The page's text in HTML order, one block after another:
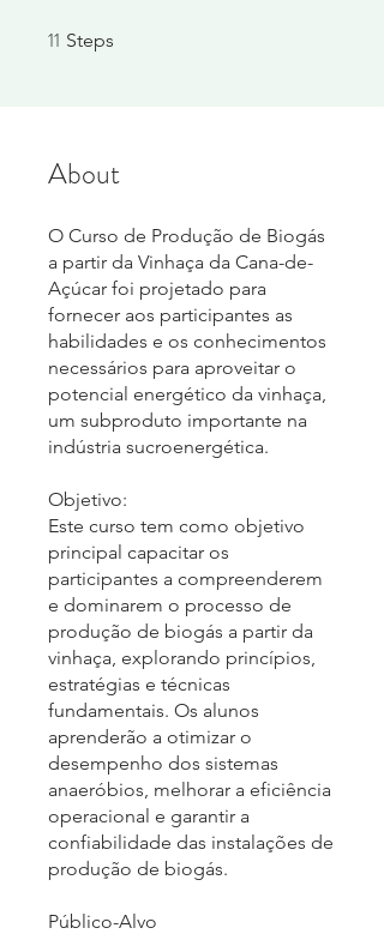
11 Steps
About
O Curso de Produção de Biogás
a partir da Vinhaça da Cana-de-
Açúcar foi projetado para
fornecer aos participantes as
habilidades e os conhecimentos
necessários para aproveitar o
potencial energético da vinhaça,
um subproduto importante na
indústria sucroenergética.
Objetivo:
Este curso tem como objetivo
principal capacitar os
participantes a compreenderem
e dominarem o processo de
produção de biogás a partir da
vinhaça, explorando princípios,
estratégias e técnicas
fundamentais. Os alunos
aprenderão a otimizar o
desempenho dos sistemas
anaeróbios, melhorar a eficiência
operacional e garantir a
confiabilidade das instalações de
produção de biogás.
Público-Alvo